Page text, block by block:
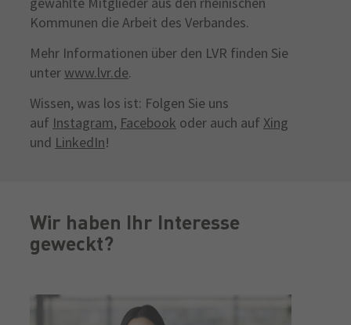
Kommunen die Arbeit des Verbandes.
Mehr Informationen über den LVR finden Sie
unter www.lvr.de.
Wissen, was los ist: Folgen Sie uns
auf Instagram, Facebook oder auch aufXing
und LinkedIn!
Wir haben Ihr Interesse
geweckt?